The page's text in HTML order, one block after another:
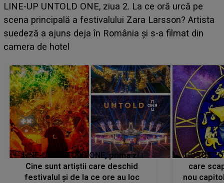
Ce a dezvăluit noua concurentă din "Casa Iubirii" l-a
luat prin surprindere pe Emanuel. CINE ESTE
BĂIATUL VIZAT de Alexandra?! Aflându-se în fața
faptului împlinit, A RECUNOSCUT IMEDIAT: "Am
LINE-UP UNTOLD ONE, prima zi.
Cine sunt artiștii care deschid
festivalul și de la ce ore au loc
care
nou